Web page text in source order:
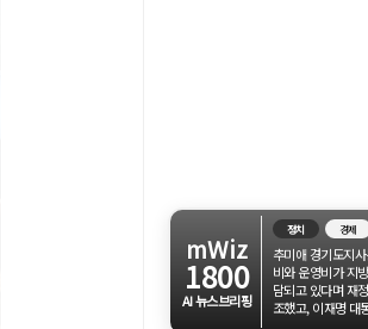
mWiz
1800
AI 뉴스브리핑
정치 경제
추미애 경기도지
비와 운영비가 지
담되고 있다며 재
조했고, 이재명 대